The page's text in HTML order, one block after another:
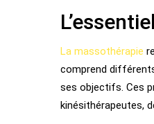
La massothérapie
comprend
ses objectifs. Ces
kinésithérapeutes,